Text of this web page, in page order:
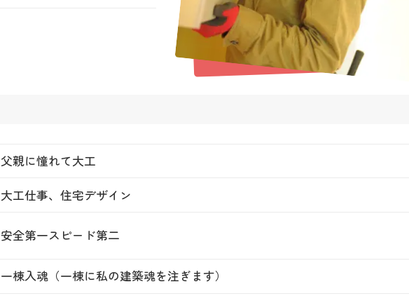
父親に憧れて大工
大工仕事、住宅デザイン
安全第一スピード第二
一棟入魂（一棟に私の建築魂を注ぎます）